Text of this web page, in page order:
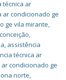
técnica ar
ar condicionado ge
ge vila mirante,
,
, assistência
técnica ar
condicionado ge
norte,